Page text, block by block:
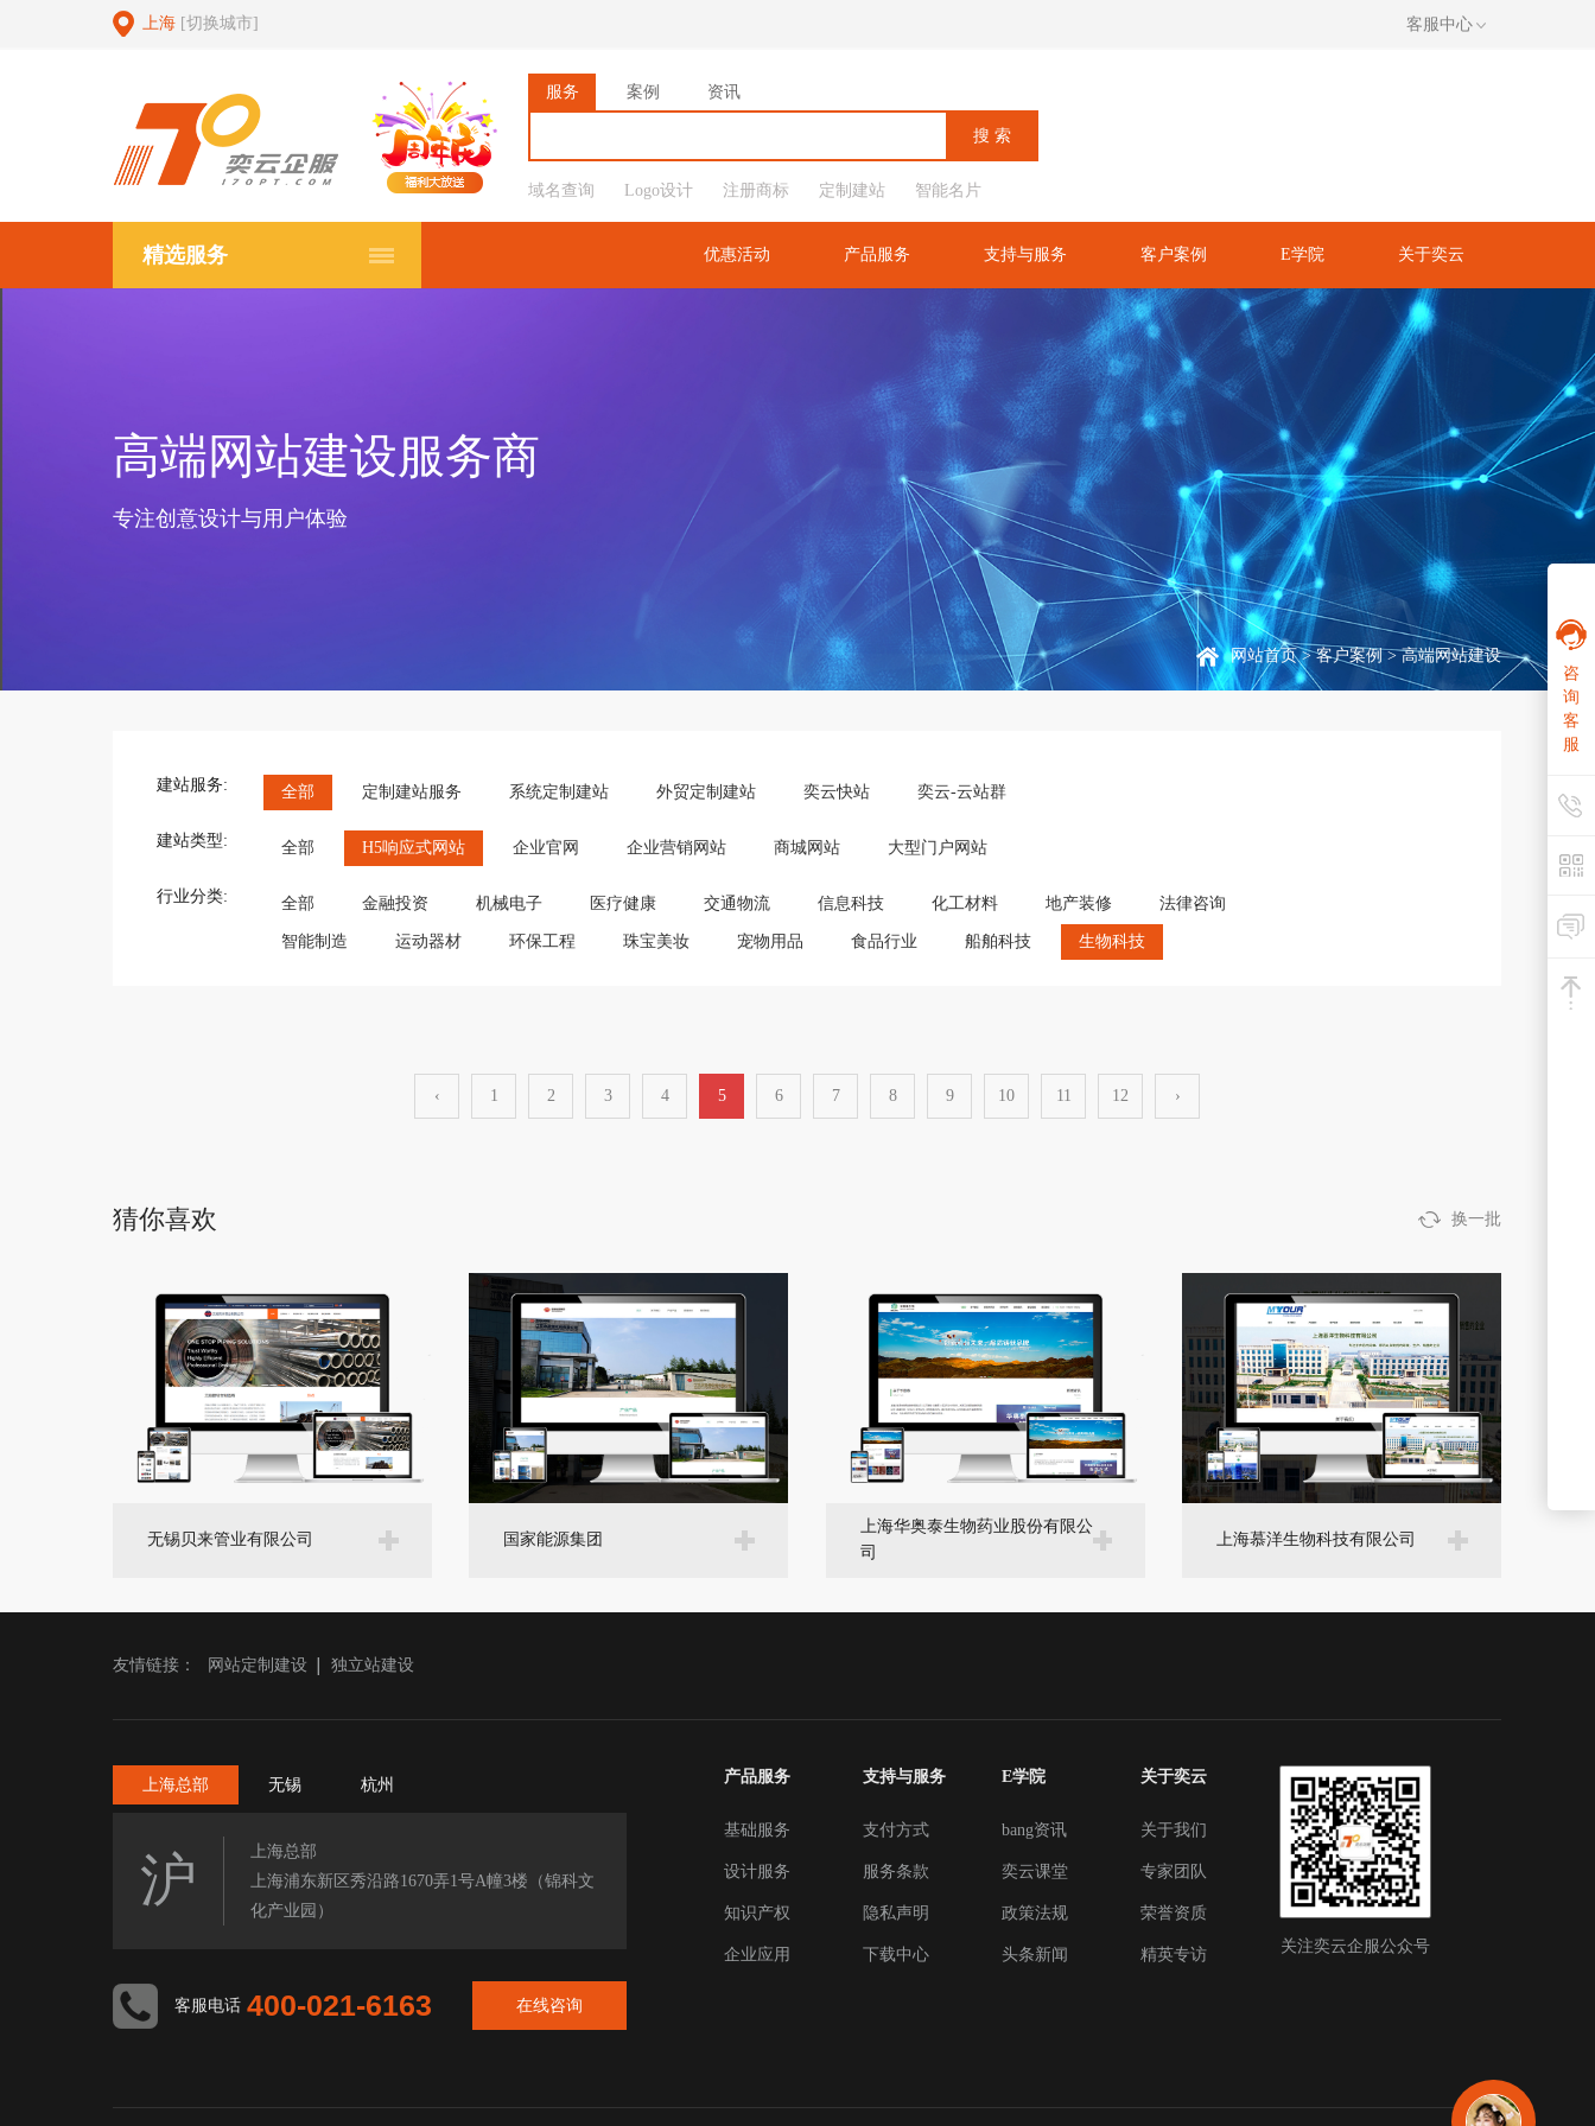
上海 [切换城市] 客服中心
服务 案例 资讯
域名查询 Logo设计 注册商标 定制建站 智能名片
精选服务 优惠活动 产品服务 支持与服务 客户案例 E学院 关于奕云
高端网站建设服务商
专注创意设计与用户体验
网站首页>客户案例> 高端网站建设
建站服务: 全部 定制建站服务 系统定制建站 外贸定制建站 奕云快站 奕云-云站群
建站类型: 全部 H5响应式网站 企业官网 企业营销网站 商城网站 大型门户网站
行业分类: 全部 金融投资 机械电子 医疗健康 交通物流 信息科技 化工材料 地产装修 法律咨询
智能制造 运动器材 环保工程 珠宝美妆 宠物用品 食品行业 船舶科技 生物科技
‹ 1 2 3 4 5 6 7 8 9 10 11 12 ›
猜你喜欢 换一批
无锡贝来管业有限公司 国家能源集团
上海华奥泰生物药业股份有限公
司
上海慕洋生物科技有限公司
友情链接： 网站定制建设 独立站建设
上海总部 无锡 杭州
沪
上海总部
上海浦东新区秀沿路1670弄1号A幢3楼（锦科文
化产业园）
客服电话 400-021-6163 在线咨询
产品服务
基础服务
设计服务
知识产权
企业应用
支持与服务
支付方式
服务条款
隐私声明
下载中心
E学院
bang资讯
奕云课堂
政策法规
头条新闻
关于奕云
关于我们
专家团队
荣誉资质
精英专访 关注奕云企服公众号
咨
询
客
服